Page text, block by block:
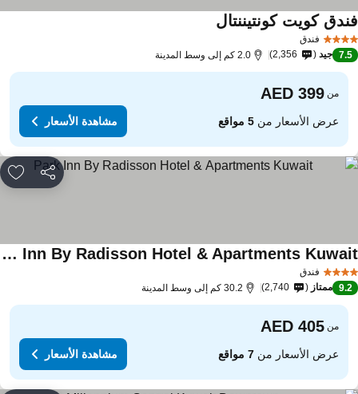
فندق
كويت كونتيننتال
7.5 جيد 2,356 2.0 كم إلى وسط المدينة
من
عرض الأسعار من5 مواقع مشاهدة الأسعار
مشاركة
فندق
Park Inn By Radisson Hotel & Apartments Kuwait
9.2 ممتاز 2,740 30.2 كم إلى وسط المدينة
من
عرض الأسعار من7 مواقع مشاهدة الأسعار